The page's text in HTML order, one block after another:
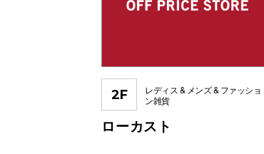
2F
レディス & メンズ & ファッショ
ン雑貨
ローカスト